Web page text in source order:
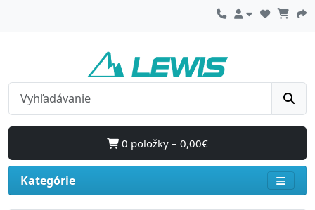
0 položky – 0,00€
Kategórie